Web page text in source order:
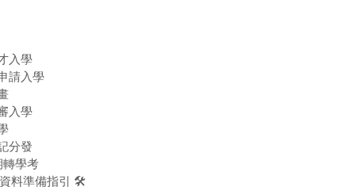
入學
請入學
入學
分發
轉學考
料準備指引 🛠